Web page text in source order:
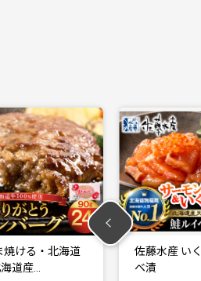
らたっぷり鮭ルイ
石狩めし
ギスカン